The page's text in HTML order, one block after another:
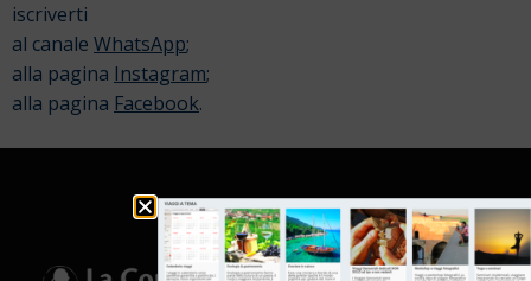
iscriverti
al canale WhatsApp;
alla pagina Instagram;
alla pagina Facebook.